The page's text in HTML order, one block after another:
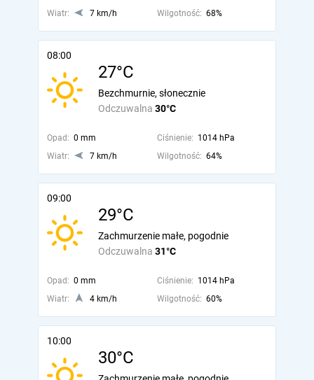
Wiatr: 7 km/h Wilgotność: 68%
08:00
27°C
Odczuwalna 30°C
Bezchmurnie, słonecznie
Opad: 0 mm Ciśnienie: 1014 hPa
Wiatr:
7 km/h Wilgotność: 64%
09:00
29°C
Odczuwalna 31°C
Zachmurzenie małe, pogodnie
Opad: 0 mm Ciśnienie: 1014 hPa
Wiatr:
4 km/h Wilgotność: 60%
10:00
30°C